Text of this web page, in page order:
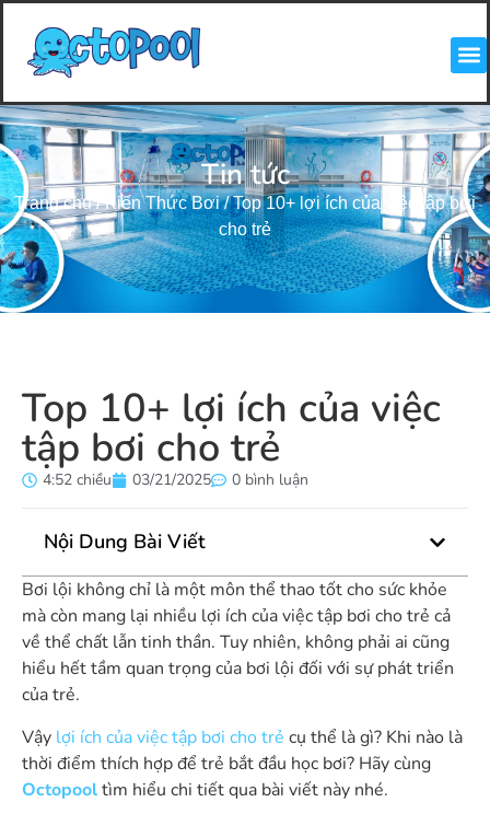
Tin tức
Trang chủ/Kiến Thức Bơi/Top 10+ lợi ích của việc tập bơi
cho trẻ
Top 10+ lợi ích của việc
tập bơi cho trẻ
4:52 chiều 03/21/2025 0 bình luận
Nội Dung Bài Viết
Bơi lội không chỉ là một môn thể thao tốt cho sức khỏe
mà còn mang lại nhiều lợi ích của việc tập bơi cho trẻ cả
về thể chất lẫn tinh thần. Tuy nhiên, không phải ai cũng
hiểu hết tầm quan trọng của bơi lội đối với sự phát triển
của trẻ.
Vậy lợi ích của việc tập bơi cho trẻ cụ thể là gì? Khi nào là
thời điểm thích hợp để trẻ bắt đầu học bơi? Hãy cùng
Octopooltìm hiểu chi tiết qua bài viết này nhé.